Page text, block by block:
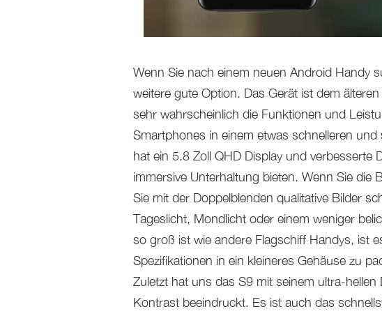
Wenn Sie nach einem neuen Android Handy
weitere gute Option. Das Gerät ist dem
sehr wahrscheinlich die Funktionen und
Smartphones in einem etwas schnelleren
hat ein 5.8 Zoll QHD Display und verbesserte
immersive Unterhaltung bieten. Wenn Sie die
Sie mit der Doppelblenden qualitative Bilder
Tageslicht, Mondlicht oder einem weniger
so groß ist wie andere Flagschiff Handys, ist
Spezifikationen in ein kleineres Gehäuse zu
Zuletzt hat uns das S9 mit seinem ultra-
Kontrast beeindruckt. Es ist auch das